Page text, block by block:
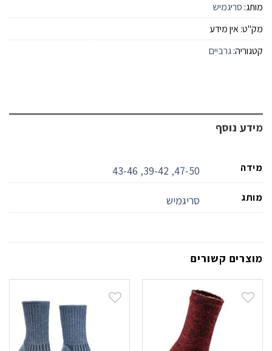
מותג: סריגמיש
מק"ט:אין מידע
קטגוריה:גרביים
מידע נוסף
מידה 47-50
,
39-42
,
43-46
מותג סריגמיש
מוצרים קשורים